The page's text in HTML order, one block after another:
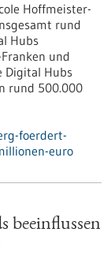
Hoffmeister-
rund
Hubs
und
Digital Hubs
rund 500.000
foerdert-
euro
beeinflussen